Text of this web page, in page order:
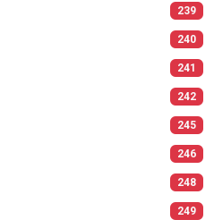
239
240
241
242
245
246
248
249